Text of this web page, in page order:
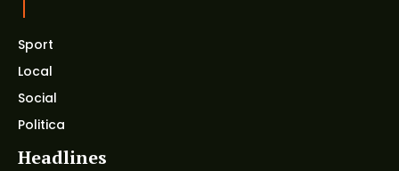
Sport
Local
Social
Politica
Headlines